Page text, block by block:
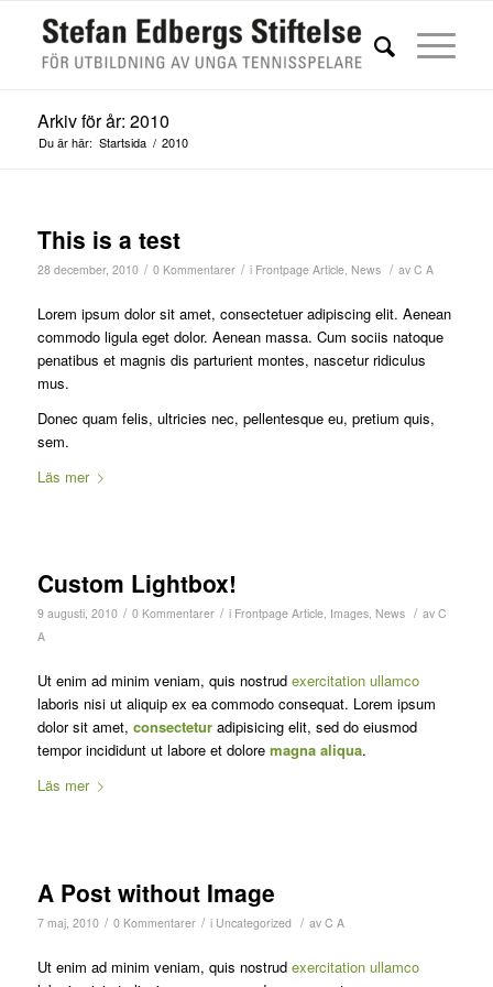
Arkiv för år: 2010
Du är här: Startsida / 2010
This is a test
28 december, 2010 / 0 Kommentarer / i Frontpage Article, News / av C A
Lorem ipsum dolor sit amet, consectetuer adipiscing elit. Aenean
commodo ligula eget dolor. Aenean massa. Cum sociis natoque
penatibus et magnis dis parturient montes, nascetur ridiculus
mus.
Donec quam felis, ultricies nec, pellentesque eu, pretium quis,
sem.
Läs mer
Custom Lightbox!
9 augusti, 2010 / 0 Kommentarer / i Frontpage Article, Images, News / av C
A
Ut enim ad minim veniam, quis nostrud exercitation ullamco
laboris nisi ut aliquip ex ea commodo consequat. Lorem ipsum
dolor sit amet, consecteturadipisicing elit, sed do eiusmod
tempor incididunt ut labore et dolore magna aliqua.
Läs mer
A Post without Image
7 maj, 2010 / 0 Kommentarer / i Uncategorized / av C A
Ut enim ad minim veniam, quis nostrud exercitation ullamco